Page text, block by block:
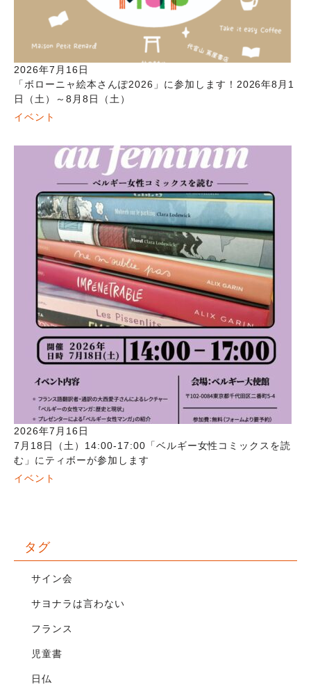
2026年7月16日
「ボローニャ絵本さんぽ2026」に参加します！2026年8月1
日（土）～8月8日（土）
イベント
2026年7月16日
7月18日（土）14:00-17:00「ベルギー女性コミックスを読
む」にティボーが参加します
イベント
タグ
サイン会
サヨナラは言わない
フランス
児童書
日仏